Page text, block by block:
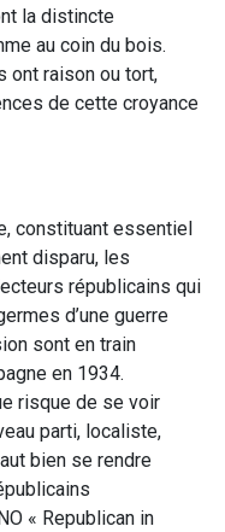
la distincte
au coin du bois.
ont raison ou tort,
de cette croyance
constituant essentiel
disparu, les
républicains qui
d’une guerre
sont en train
en 1934.
risque de se voir
parti, localiste,
bien se rendre
« Republican in